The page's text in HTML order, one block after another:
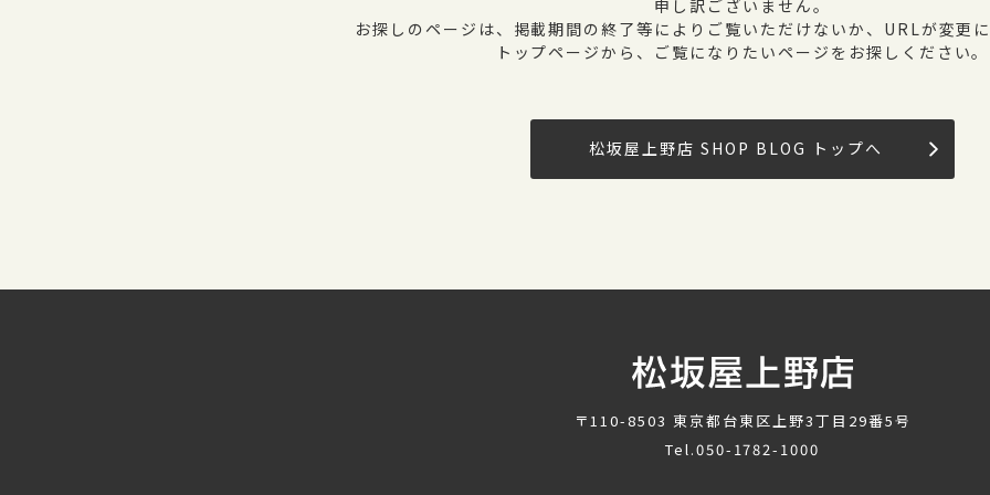
申し訳ございません。
お探しのページは、掲載期間の終了等によりご覧いただけないか、URLが変更に
トップページから、ご覧になりたいページをお探しください。
松坂屋上野店 SHOP BLOG トップへ
〒110-8503 東京都台東区上野3丁目29番5号
Tel.050-1782-1000